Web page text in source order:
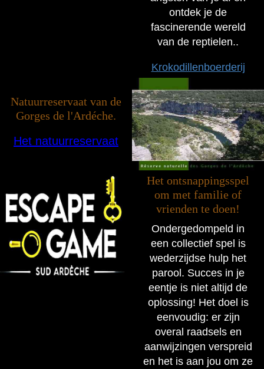
ontdek je de
fascinerende wereld
van de reptielen..
Krokodillenboerderij
Natuurreservaat van de
Gorges de l'Ardéche.
Het natuurreservaat
Het ontsnappingsspel
om met familie of
vrienden te doen!
Ondergedompeld in
een collectief spel is
wederzijdse hulp het
parool. Succes in je
eentje is niet altijd de
oplossing! Het doel is
eenvoudig: er zijn
overal raadsels en
aanwijzingen verspreid
en het is aan jou om ze